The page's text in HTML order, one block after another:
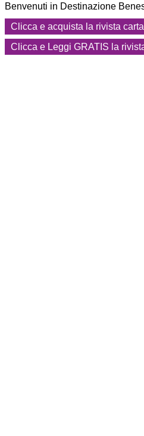
Benvenuti in Destinazione
Clicca e acquista la rivista
Clicca e Leggi GRATIS la